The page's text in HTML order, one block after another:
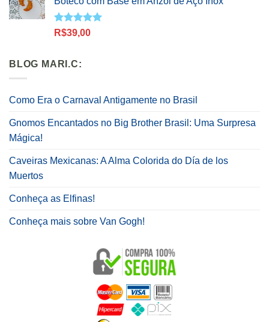
Avaliação
R$39,00
BLOG MARI.C:
Como Era o Carnaval Antigamente no Brasil
Gnomos Encantados no Big Brother Brasil: Uma Surpresa
Mágica!
Caveiras Mexicanas: A Alma Colorida do Día de los
Muertos
Conheça as Elfinas!
Conheça mais sobre Van Gogh!